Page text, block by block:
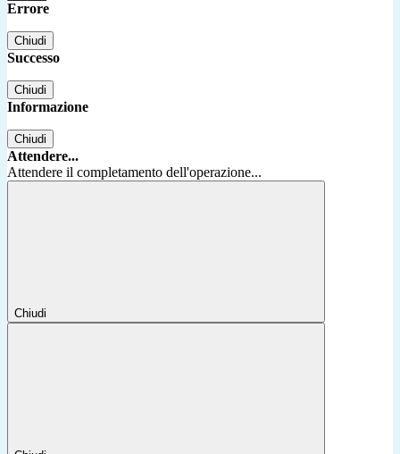
Errore
Chiudi
Successo
Chiudi
Informazione
Chiudi
Attendere...
Attendere il completamento dell'operazione...
Chiudi